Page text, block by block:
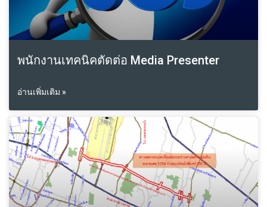
พนักงานเทคนิคตัดต่อ Media Presenter
อ่านเพิ่มเติม »